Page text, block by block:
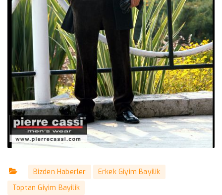
Bizden Haberler
Erkek Giyim Bayilik
Toptan Giyim Bayilik